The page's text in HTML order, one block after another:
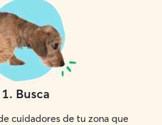
1. Busca
cuidadores de tu zona que